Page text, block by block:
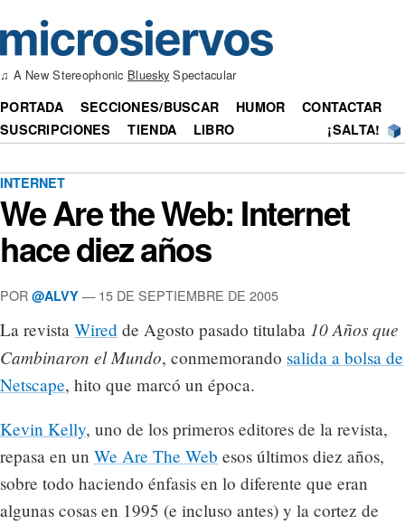
♫ A New Stereophonic Bluesky Spectacular
PORTADA SECCIONES/BUSCAR HUMOR
CONTACTAR
SUSCRIPCIONES
TIENDA LIBRO ¡SALTA!
INTERNET
We Are the Web: Internet
hace diez años
POR @ALVY — 15 DE SEPTIEMBRE DE 2005
La revista Wired de Agosto pasado titulaba 10 Años que
Cambinaron el Mundo, conmemorando salida a bolsa de
Netscape, hito que marcó un época.
Kevin Kelly, uno de los primeros editores de la revista,
repasa en un We Are The Web esos últimos diez años,
sobre todo haciendo énfasis en lo diferente que eran
algunas cosas en 1995 (e incluso antes) y la cortez de